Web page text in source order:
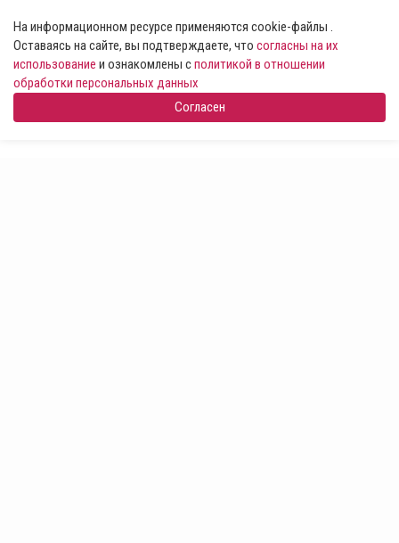
На информационном ресурсе применяются cookie-файлы .
Оставаясь на сайте, вы подтверждаете, что согласны на их
использование и ознакомлены сполитикой в отношении
обработки персональных данных
Согласен